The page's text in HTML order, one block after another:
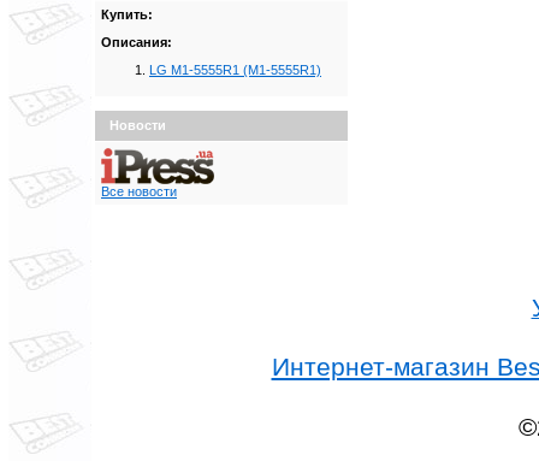
Купить:
Описания:
LG M1-5555R1 (M1-5555R1)
Новости
Все новости
Интернет-магазин